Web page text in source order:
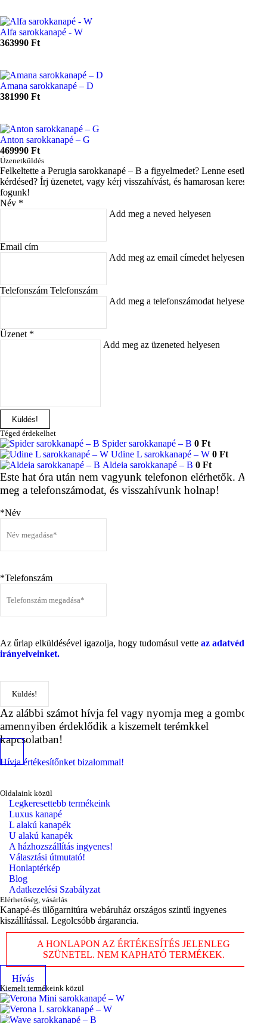
Alfa sarokkanapé - W
363990 Ft
Amana sarokkanapé – D
381990 Ft
Anton sarokkanapé – G
469990 Ft
Üzenetküldés
Felkeltette a Perugia sarokkanapé – B a figyelmedet? Lenne esetleg
kérdésed? Írj üzenetet, vagy kérj visszahívást, és hamarosan keresni
fogunk!
Név
Add meg a neved helyesen
Email cím
Add meg az email címedet helyesen
Telefonszám Telefonszám
Add meg a telefonszámodat helyesen
Üzenet
Add meg az üzeneted helyesen
Küldés!
Téged érdekelhet
Spider sarokkanapé – B 0 Ft
Udine L sarokkanapé – W 0 Ft
Aldeia sarokkanapé – B 0 Ft
Este hat óra után nem vagyunk telefonon elérhetők. Add
meg a telefonszámodat, és visszahívunk holnap!
*Név
*Telefonszám
Az űrlap elküldésével igazolja, hogy tudomásul vette az adatvédelmi
irányelveinket.
Az alábbi számot hívja fel vagy nyomja meg a gombot,
amennyiben érdeklődik a kiszemelt terémkkel
kapcsolatban!
Hívja értékesítőnket bizalommal!
Oldalaink közül
Legkeresettebb termékeink
Luxus kanapé
L alakú kanapék
U alakú kanapék
A házhozszállítás ingyenes!
Választási útmutató!
Honlaptérkép
Blog
Adatkezelési Szabályzat
Elérhetőség, vásárlás
Kanapé-és ülőgarnitúra webáruház országos szintű ingyenes
kiszállítással. Legolcsóbb árgarancia.
A HONLAPON AZ ÉRTÉKESÍTÉS JELENLEG
SZÜNETEL. NEM KAPHATÓ TERMÉKEK.
Hívás
Kiemelt termékeink közül